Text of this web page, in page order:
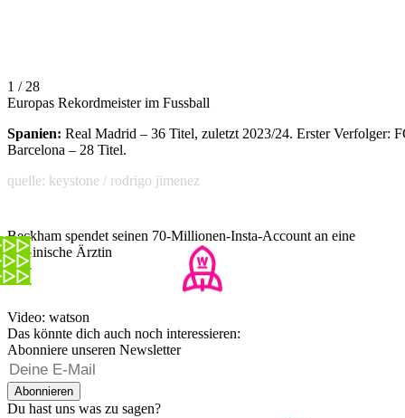
1 / 28
Europas Rekordmeister im Fussball
Spanien: Real Madrid – 36 Titel, zuletzt 2023/24. Erster Verfolger:
Barcelona – 28 Titel.
quelle: keystone / rodrigo jimenez
Beckham spendet seinen 70-Millionen-Insta-Account an eine
ukrainische Ärztin
Video: watson
Das könnte dich auch noch interessieren:
Abonniere unseren Newsletter
Abonnieren
Du hast uns was zu sagen?